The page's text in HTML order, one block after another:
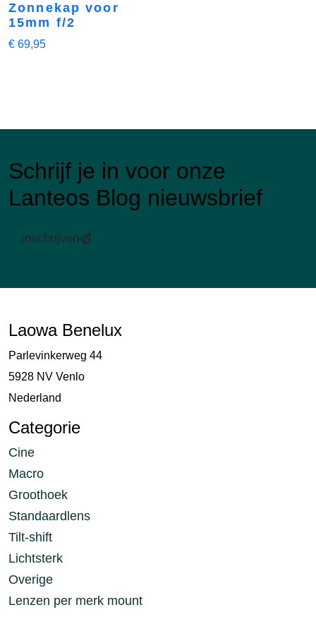
Zonnekap voor
15mm f/2
€ 69,95
Schrijf je in voor onze
Lanteos Blog nieuwsbrief
Inschrijven
Laowa Benelux
Parlevinkerweg 44
5928 NV Venlo
Nederland
Categorie
Cine
Macro
Groothoek
Standaardlens
Tilt-shift
Lichtsterk
Overige
Lenzen per merk mount